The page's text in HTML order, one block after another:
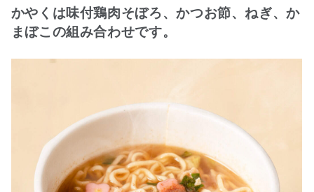
かやくは味付鶏肉そぼろ、かつお節、ねぎ、か
まぼこの組み合わせです。